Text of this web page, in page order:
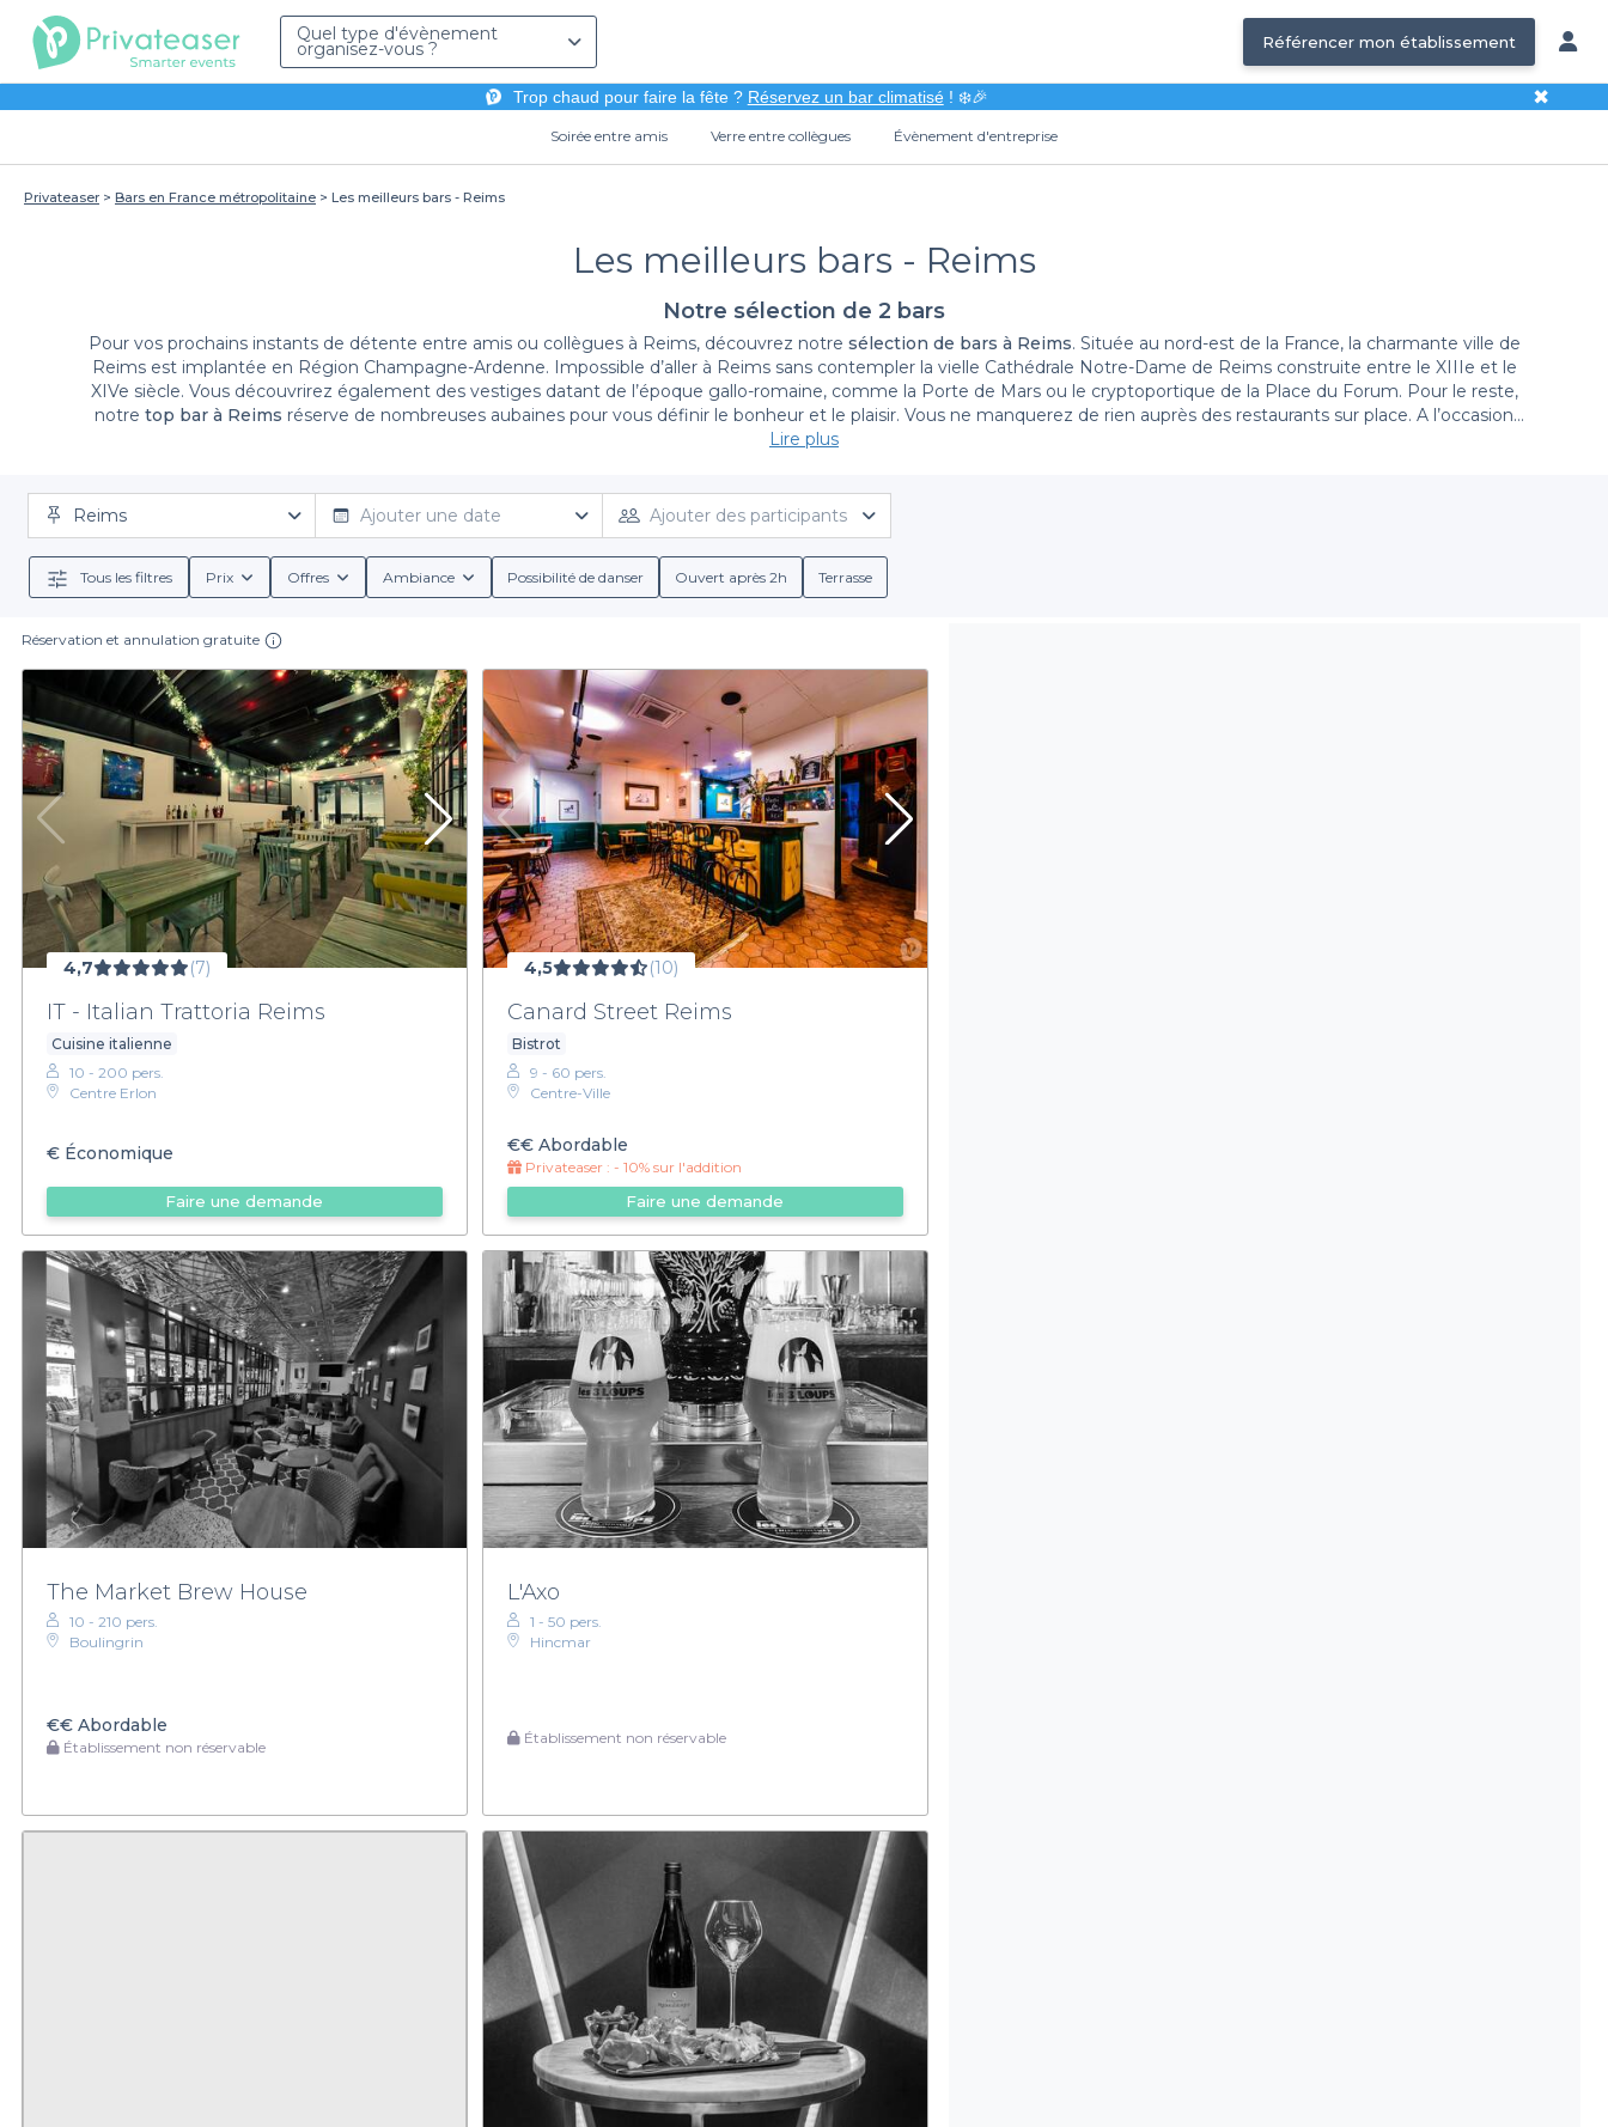
Quel type d'évènement
organisez-vous ? Référencer mon établissement
Trop chaud pour faire la fête ? Réservez un bar climatisé! ❄️🎉 ✖
Soirée entre amis Verre entre collègues Évènement d'entreprise
Privateaser Bars en France métropolitaine Les meilleurs bars - Reims
Les meilleurs bars - Reims
Notre sélection de 2 bars
Pour vos prochains instants de détente entre amis ou collègues à Reims, découvrez notre sélection de bars à Reims. Située au nord-est de la France, la charmante ville de
Reims est implantée en Région Champagne-Ardenne. Impossible d’aller à Reims sans contempler la vielle Cathédrale Notre-Dame de Reims construite entre le XIIIe et le
XIVe siècle. Vous découvrirez également des vestiges datant de l’époque gallo-romaine, comme la Porte de Mars ou le cryptoportique de la Place du Forum. Pour le reste,
notre top bar à Reims réserve de nombreuses aubaines pour vous définir le bonheur et le plaisir. Vous ne manquerez de rien auprès des restaurants sur place. A l’occasion
d’un anniversaire, d’un EVG&EVJF ou d’un afterwork, faites plaisir à vos papilles gustatives à travers des différents plats savoureux. Pour une journée plein de partage, trinquez
espace privé ou un établissement entier sur Privateaser. Vous pouvez également consulter notre guide de la réservation de bar pour découvrir d’autres adresses
remarquables.
Lire plus
Reims Ajouter une date Ajouter des participants
Tous les filtres Prix Offres Ambiance Possibilité de danser Ouvert après 2h Terrasse
Réservation et annulation gratuite
4,7 (7)
IT - Italian Trattoria Reims
Cuisine italienne
10 - 200 pers.
Centre Erlon
€ Économique
Faire une demande
4,5 (10)
Canard Street Reims
Bistrot
9 - 60 pers.
Centre-Ville
€€Abordable
Privateaser : - 10% sur l'addition
Faire une demande
The Market Brew House
10 - 210 pers.
Boulingrin
€€ Abordable
Établissement non réservable
L'Axo
1 - 50 pers.
Hincmar
Établissement non réservable